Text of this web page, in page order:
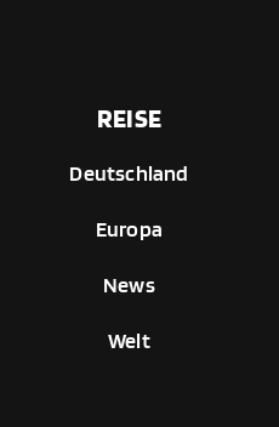
REISE
Deutschland
Europa
News
Welt